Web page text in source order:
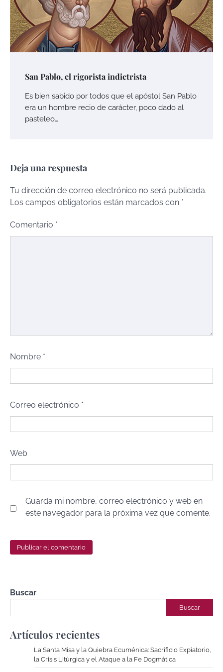
San Pablo, el rigorista indietrista
Es bien sabido por todos que el apóstol San Pablo
era un hombre recio de carácter, poco dado al
pasteleo…
Deja una respuesta
Tu dirección de correo electrónico no será publicada.
Los campos obligatorios están marcados con *
Comentario *
Nombre *
Correo electrónico *
Web
Guarda mi nombre, correo electrónico y web en
este navegador para la próxima vez que comente.
Buscar
Buscar
Artículos recientes
La Santa Misa y la Quiebra Ecuménica: Sacrificio Expiatorio,
la Crisis Litúrgica y el Ataque a la Fe Dogmática